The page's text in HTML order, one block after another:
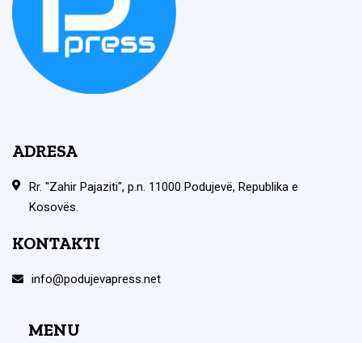
ADRESA
Rr. "Zahir Pajaziti", p.n. 11000 Podujevë, Republika e
Kosovës.
KONTAKTI
info@podujevapress.net
MENU